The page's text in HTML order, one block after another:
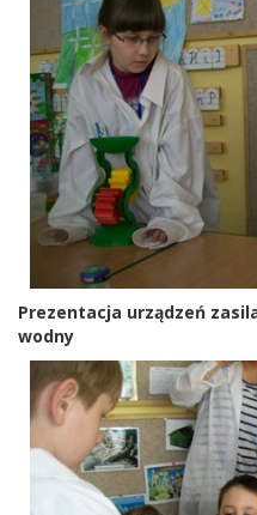
Prezentacja urządzeń
wodny